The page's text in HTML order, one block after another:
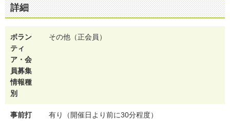
詳細
ボラン
ティ
ア・会
員募集
情報種
別
その他（正会員）
事前打
有り（開催日より前に30分程度）